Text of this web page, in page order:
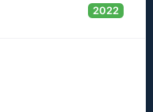
2022